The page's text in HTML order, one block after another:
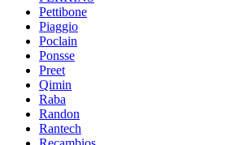
Pettibone
Piaggio
Poclain
Ponsse
Preet
Qimin
Raba
Randon
Rantech